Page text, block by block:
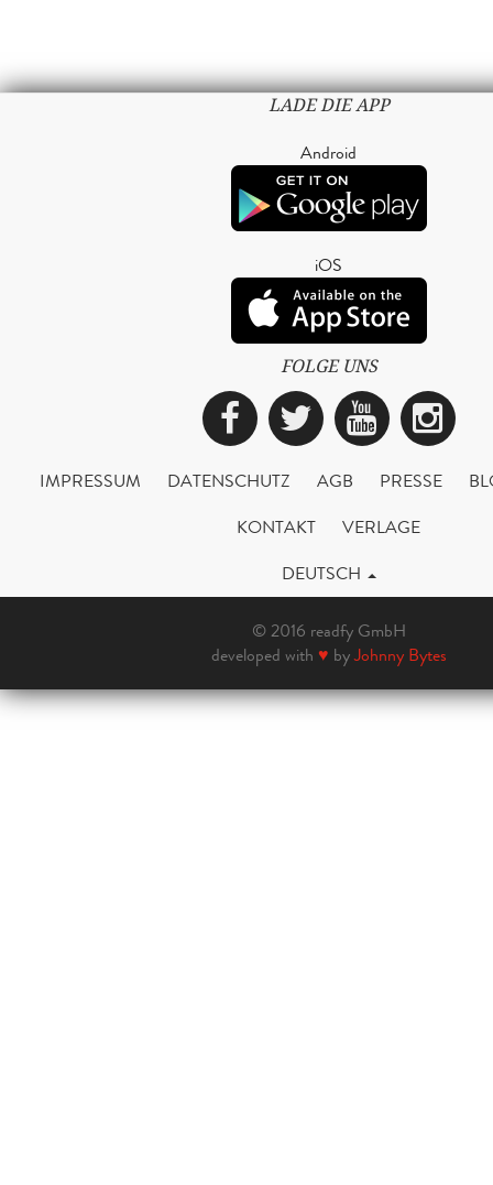
LADE DIE APP
Android
iOS
FOLGE UNS
Facebook
Twitter
IMPRESSUM DATENSCHUTZ AGB PRESSE
KONTAKT
VERLAGE
DEUTSCH
© 2016 readfy GmbH
developed with ♥ byJohnny Bytes